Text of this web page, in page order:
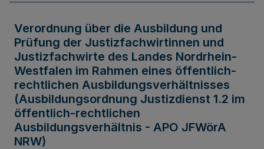
Verordnung über die Ausbildung und
Prüfung der Justizfachwirtinnen und
Justizfachwirte des Landes Nordrhein-
Westfalen im Rahmen eines öffentlich-
rechtlichen Ausbildungsverhältnisses
(Ausbildungsordnung Justizdienst 1.2 im
öffentlich-rechtlichen
Ausbildungsverhältnis - APO JFWörA
NRW)